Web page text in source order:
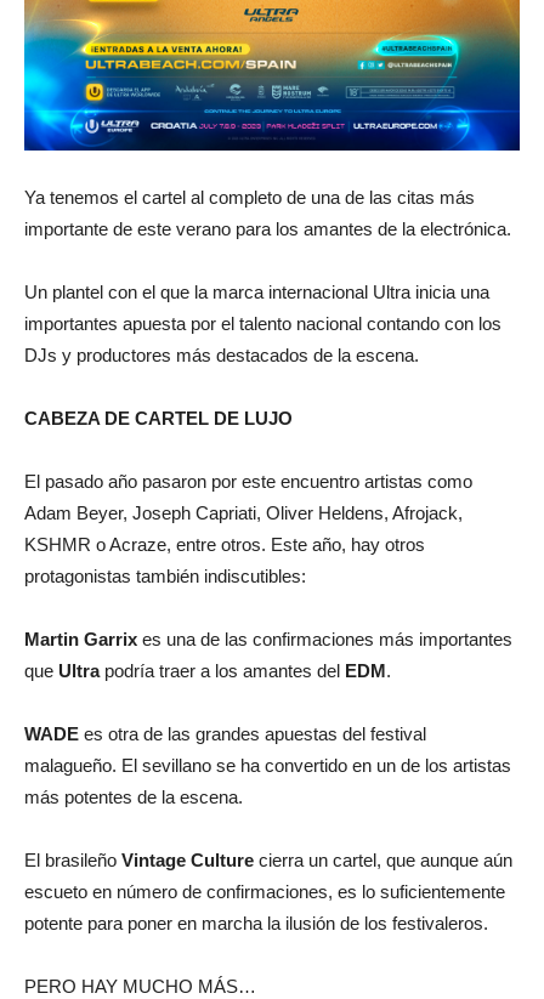
Ya tenemos el cartel al completo de una de las citas más
importante de este verano para los amantes de la electrónica.
Un plantel con el que la marca internacional Ultra inicia una
importantes apuesta por el talento nacional contando con los
DJs y productores más destacados de la escena.
CABEZA DE CARTEL DE LUJO
El pasado año pasaron por este encuentro artistas como
Adam Beyer, Joseph Capriati, Oliver Heldens, Afrojack,
KSHMR o Acraze, entre otros. Este año, hay otros
protagonistas también indiscutibles:
Martin Garrix es una de las confirmaciones más importantes
que Ultrapodría traer a los amantes del EDM.
WADE es otra de las grandes apuestas del festival
malagueño. El sevillano se ha convertido en un de los artistas
más potentes de la escena.
El brasileño Vintage Culture cierra un cartel, que aunque aún
escueto en número de confirmaciones, es lo suficientemente
potente para poner en marcha la ilusión de los festivaleros.
PERO HAY MUCHO MÁS…